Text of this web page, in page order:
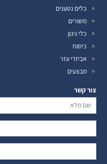
כלים נטענים
משורים
כלי גינון
כיסוח
אביזרי עזר
מבצעים
צור קשר